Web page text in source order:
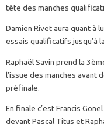
tête des manches
Damien Rivet aura quant à
essais qualificatifs jusqu’à
Raphaël Savin prend la
l’issue des manches avant
préfinale.
En finale c’est Francis
devant Pascal Titus et